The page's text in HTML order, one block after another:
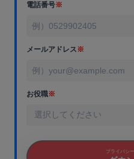
電話番号※
メールアドレス※
お役職※
プライバシ